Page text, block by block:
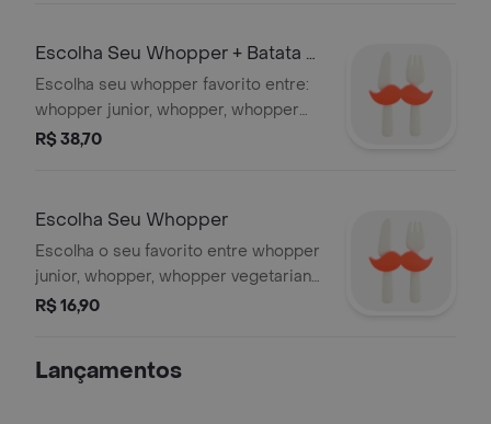
e bebida.
Escolha Seu Whopper + Batata +
Bebida
Escolha seu whopper favorito entre:
whopper junior, whopper, whopper
vegetariano, whopper bbq bacon,
acompanham batata frita e bebida,
garantindo uma refeição completa,
cheia de sabor e perfeita para matar
a fome do seu jeito!
R$ 38,70
Escolha Seu Whopper
Escolha o seu favorito entre whopper
junior, whopper, whopper vegetariano,
whopper bbq bacon, whopper
inconfundível da linha whopper.
R$ 16,90
Lançamentos